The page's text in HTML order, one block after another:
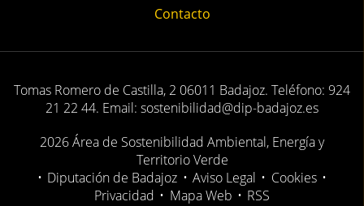
Contacto
Tomas Romero de Castilla, 2 06011 Badajoz. Teléfono: 924
21 22 44. Email: sostenibilidad@dip-badajoz.es
2026 Área de Sostenibilidad Ambiental, Energía y
Territorio Verde
• Diputación de Badajoz • Aviso Legal • Cookies •
Privacidad • Mapa Web • RSS